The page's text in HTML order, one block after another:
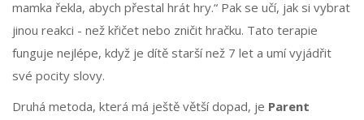
mamka řekla, abych přestal hrát hry.“ Pak se učí, jak si vybrat
jinou reakci - než křičet nebo zničit hračku. Tato terapie
funguje nejlépe, když je dítě starší než 7 let a umí vyjádřit
své pocity slovy.
Druhá metoda, která má ještě větší dopad, je Parent